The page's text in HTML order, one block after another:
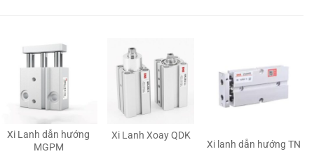
Xi Lanh dẫn hướng
MGPM
Xi Lanh Xoay QDK
Xi lanh dẫn hướng TN